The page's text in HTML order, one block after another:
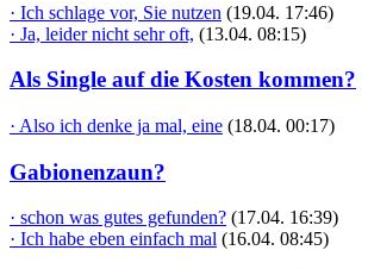
· Ich schlage vor, Sie nutzen (19.04. 17:46)
· Ja, leider nicht sehr oft, (13.04. 08:15)
Als Single auf die Kosten kommen?
· Also ich denke ja mal, eine (18.04. 00:17)
Gabionenzaun?
· schon was gutes gefunden? (17.04. 16:39)
· Ich habe eben einfach mal (16.04. 08:45)